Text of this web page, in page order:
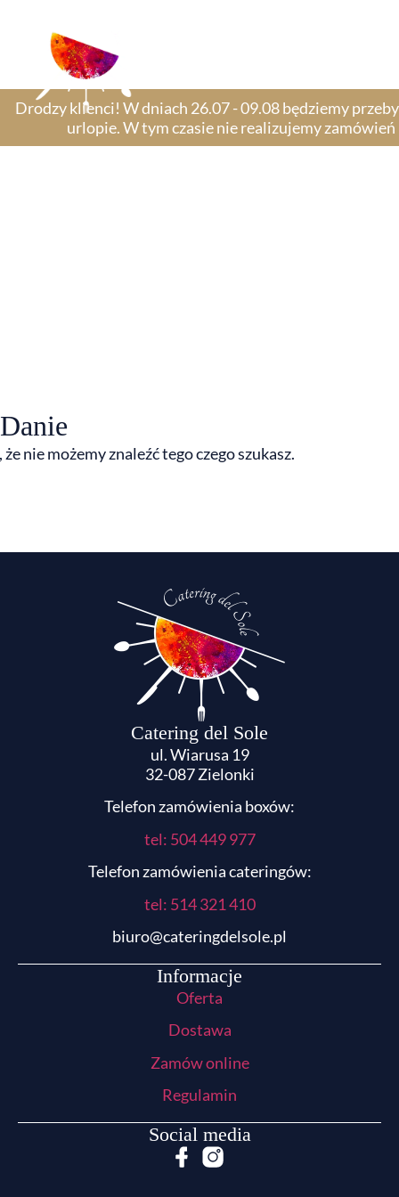
Drodzy klienci! W dniach 26.07 - 09.08 będziemy
urlopie. W tym czasie nie realizujemy zamówień​
Danie
nie możemy znaleźć tego czego szukasz.
Catering del Sole
ul. Wiarusa 19
32-087 Zielonki
Telefon zamówienia boxów:
tel: 504 449 977
Telefon zamówienia cateringów:
tel: 514 321 410
biuro@cateringdelsole.pl
Informacje
Oferta
Dostawa
Zamów online
Regulamin
Social media